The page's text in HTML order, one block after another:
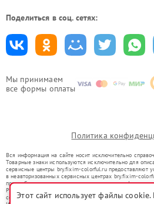
Мы принимаем
все формы оплаты
Поделиться в соц. сетях:
Политика
Вся информация на сайте носит исключительно
Товарные знаки используются исключительно для
сервисные центры bry.fixim-colorful.ru предоставляют
в неавторизованных сервисных центрах bry.fixim-
правообладателями товарных знаков или их
Ремонт осуществляется для устройств, уже введенных
со статьей 1487 ГК РФ.
Этот сайт использует файлы